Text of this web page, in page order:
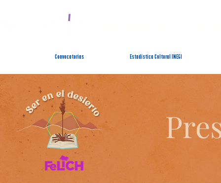
Convocatorias Estadística Cultural INEGI